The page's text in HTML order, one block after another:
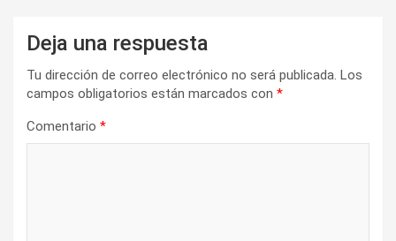
Deja una respuesta
Tu dirección de correo electrónico no será publicada. Los
campos obligatorios están marcados con *
Comentario *